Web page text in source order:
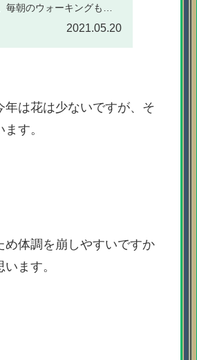
毎朝のウォーキングも億
2021.05.20
年は花は少ないですが、そ
す。
め体調を崩しやすいですか
ます。